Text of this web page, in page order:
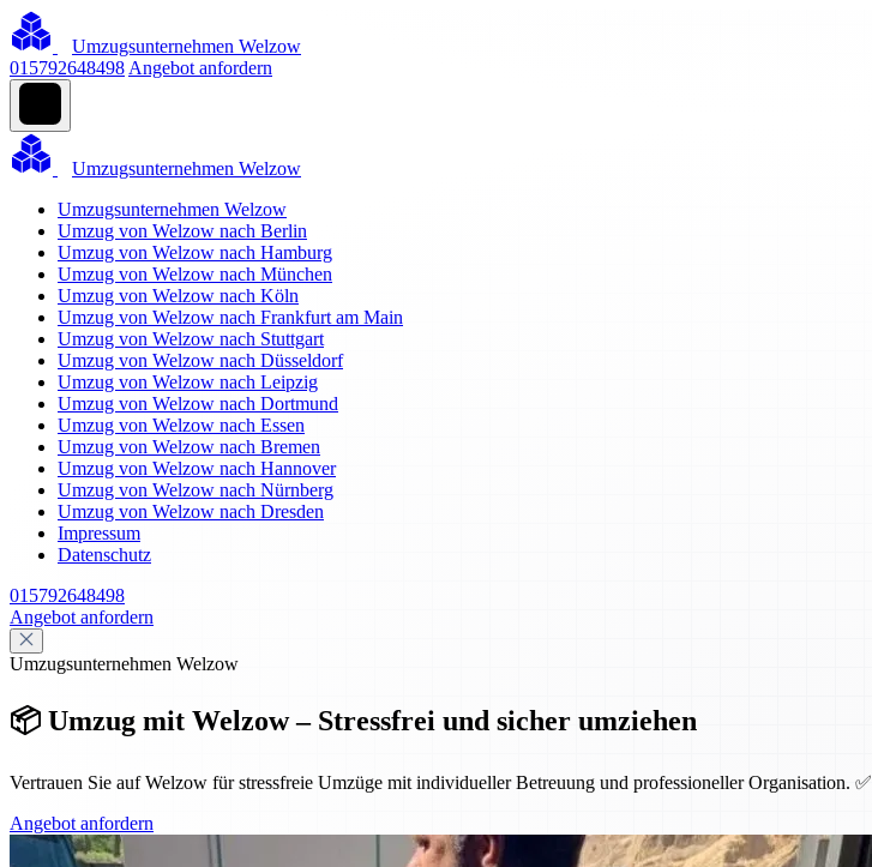
Umzugsunternehmen Welzow
015792648498 Angebot anfordern
Umzugsunternehmen Welzow
Umzugsunternehmen Welzow
Umzug von Welzow nach Berlin
Umzug von Welzow nach Hamburg
Umzug von Welzow nach München
Umzug von Welzow nach Köln
Umzug von Welzow nach Frankfurt am Main
Umzug von Welzow nach Stuttgart
Umzug von Welzow nach Düsseldorf
Umzug von Welzow nach Leipzig
Umzug von Welzow nach Dortmund
Umzug von Welzow nach Essen
Umzug von Welzow nach Bremen
Umzug von Welzow nach Hannover
Umzug von Welzow nach Nürnberg
Umzug von Welzow nach Dresden
Impressum
Datenschutz
015792648498
Angebot anfordern
Umzugsunternehmen Welzow
📦 Umzug mit Welzow – Stressfrei und sicher umziehen
Vertrauen Sie auf Welzow für stressfreie Umzüge mit individueller Betreuung und professioneller Organisation. ✅
Angebot anfordern